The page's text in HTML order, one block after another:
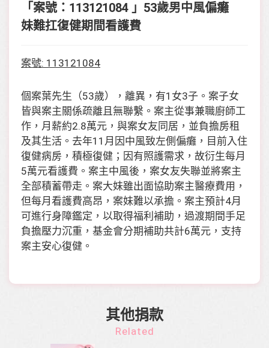
「案號：113121084 」53歲男中風偏癱
妹難扛復健期間看護費
案號: 113121084
個案葉先生（53歲），離異，有1女3子。案子女
皆與案主關係疏離且無聯繫。案主從事兼職廚師工
作，月薪約2.8萬元，與案女友同居，並負擔房租
及其生活。去年11月因中風致左側偏癱，目前入住
復健病房，積極復健；因有照護需求，故衍生每月
5萬元看護費。案主中風後，案女友失聯並將案主
全部積蓄帶走。案大妹雖出面協助案主醫療費用，
但每月看護費高昂，案妹難以承擔。案主預計4月
可進行身障鑑定，以取得福利補助，過渡期間手足
負擔壓力沉重，基金會分期補助共計6萬元，支持
案主安心復健。
其他捐款
Related